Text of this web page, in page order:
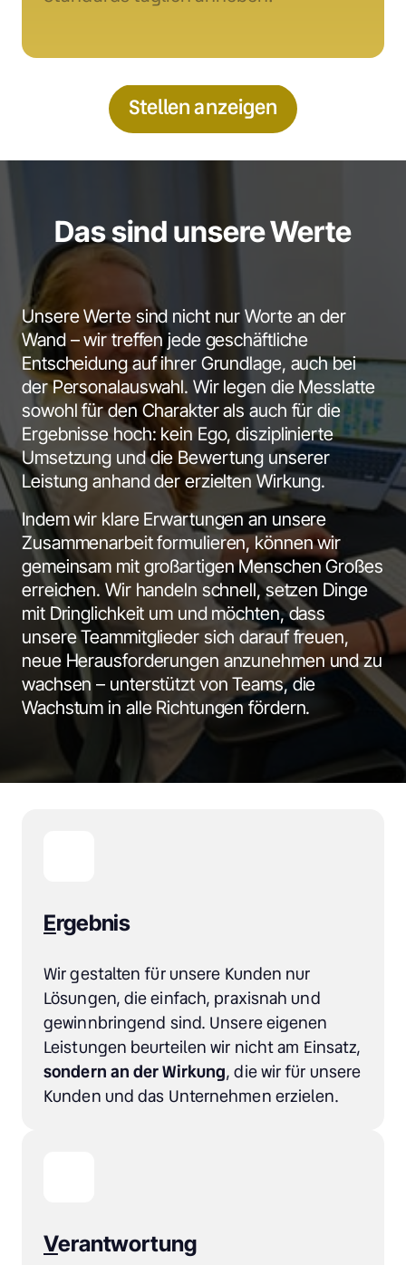
Stellen anzeigen
Das sind unsere Werte
Unsere Werte sind nicht nur Worte an der
Wand – wir treffen jede geschäftliche
Entscheidung auf ihrer Grundlage, auch bei
der Personalauswahl. Wir legen die Messlatte
sowohl für den Charakter als auch für die
Ergebnisse hoch: kein Ego, disziplinierte
Umsetzung und die Bewertung unserer
Leistung anhand der erzielten Wirkung.
Indem wir klare Erwartungen an unsere
Zusammenarbeit formulieren, können wir
gemeinsam mit großartigen Menschen Großes
erreichen. Wir handeln schnell, setzen Dinge
mit Dringlichkeit um und möchten, dass
unsere Teammitglieder sich darauf freuen,
neue Herausforderungen anzunehmen und zu
wachsen – unterstützt von Teams, die
Wachstum in alle Richtungen fördern.
Ergebnis
Wir gestalten für unsere Kunden nur
Lösungen, die einfach, praxisnah und
gewinnbringend sind. Unsere eigenen
sondern an der Wirkung, die wir für unsere
Kunden und das Unternehmen erzielen.
Verantwortung